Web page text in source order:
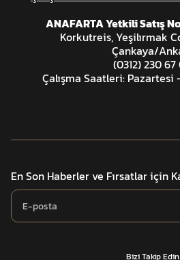
ANAFARTA Yetkili Satış
Korkutreis, Yeşilırmak
Çankaya/
(0312) 230
Çalışma Saatleri: Pazartesi
En Son Haberler ve Fırsatlar için
Bizi Takip Edin